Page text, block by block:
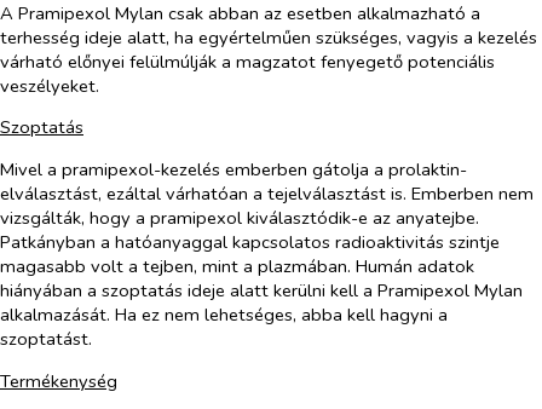
A Pramipexol Mylan csak abban az esetben alkalmazható a
terhesség ideje alatt, ha egyértelműen szükséges, vagyis a kezelés
várható előnyei felülmúlják a magzatot fenyegető potenciális
veszélyeket.
Szoptatás
Mivel a pramipexol-kezelés emberben gátolja a prolaktin-
elválasztást, ezáltal várhatóan a tejelválasztást is. Emberben nem
vizsgálták, hogy a pramipexol kiválasztódik-e az anyatejbe.
Patkányban a hatóanyaggal kapcsolatos radioaktivitás szintje
magasabb volt a tejben, mint a plazmában. Humán adatok
hiányában a szoptatás ideje alatt kerülni kell a Pramipexol Mylan
alkalmazását. Ha ez nem lehetséges, abba kell hagyni a
szoptatást.
Termékenység